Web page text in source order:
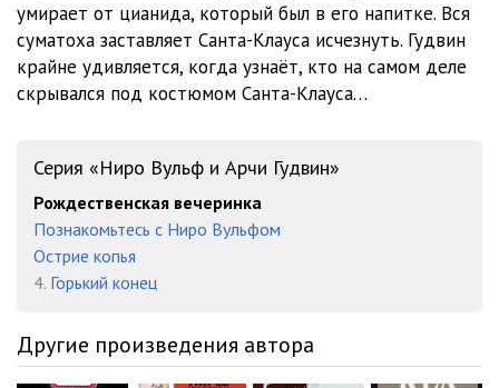
умирает от цианида, который был в его напитке. Вся
суматоха заставляет Санта-Клауса исчезнуть. Гудвин
крайне удивляется, когда узнаёт, кто на самом деле
скрывался под костюмом Санта-Клауса…
Серия «Ниро Вульф и Арчи Гудвин»
Рождественская вечеринка
Познакомьтесь с Ниро Вульфом
Острие копья
4. Горький конец
Другие произведения автора